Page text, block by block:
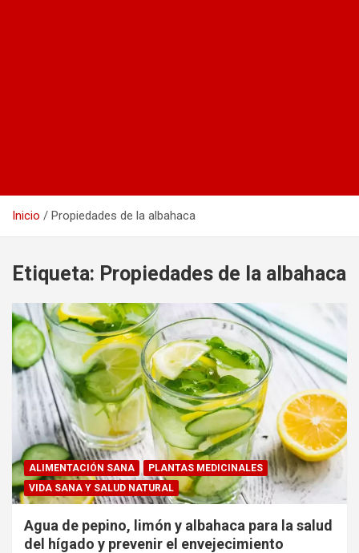
Inicio Propiedades de la albahaca
Etiqueta: Propiedades de la albahaca
ALIMENTACIÓN SANA
PLANTAS MEDICINALES
VIDA SANA Y SALUD NATURAL
Agua de pepino, limón y albahaca para la salud
del hígado y prevenir el envejecimiento